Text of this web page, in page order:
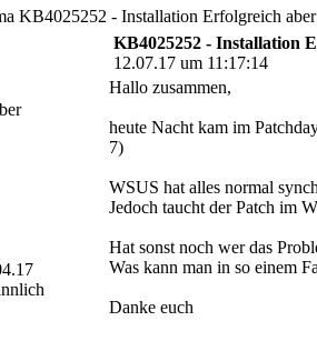
KB4025252 - Installation Erfolgreich
KB4025252 - Installation
12.07.17 um 11:17:14
Hallo zusammen,
heute Nacht kam im
7)
WSUS hat alles normal
Jedoch taucht der Patch im
Hat sonst noch wer das
Was kann man in so einem
Danke euch